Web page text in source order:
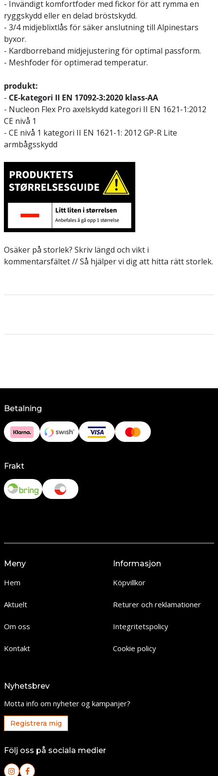
- Invändigt komfortfoder med fickor för att rymma en
ryggskydd eller en delad bröstskydd.
- 3/4 midjeblixtlås för säker anslutning till Alpinestars
byxor.
- Kardborreband midjejustering för optimal passform.
- Meshfoder för optimerad temperatur.
produkt:
- CE-kategori II EN 17092-3:2020 klass-AA
- Nucleon Flex Pro axelskydd kategori II EN 1621-1:2012
CE nivå 1
- CE nivå 1 kategori II EN 1621-1: 2012 GP-R Lite
armbågsskydd
Osäker på storlek? Skriv längd och vikt i
kommentarsfältet // Så hjälper vi dig att hitta rätt storlek.
Betalning
Frakt
Meny
Hem
Aktuelt
Om oss
Kontakt
Informasjon
Köpvillkor
Returer och reklamationer
Integritetspolicy
Cookie policy
Nyhetsbrev
Motta info om nyheter og kampanjer?
Registrera mig
Följ oss på sociala medier